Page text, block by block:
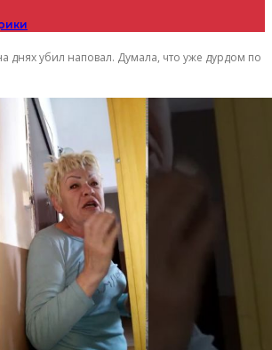
днях убил наповал. Думала, что уже дурдом по